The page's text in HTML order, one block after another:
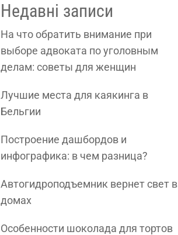
Недавні записи
На что обратить внимание при
выборе адвоката по уголовным
делам: советы для женщин
Лучшие места для каякинга в
Бельгии
Построение дашбордов и
инфографика: в чем разница?
Автогидроподъемник вернет свет в
домах
Особенности шоколада для тортов